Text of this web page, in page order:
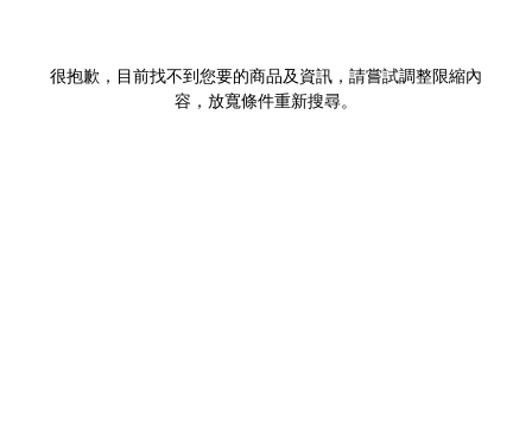
很抱歉，目前找不到您要的商品及資訊，請嘗試調整限縮內
容，放寬條件重新搜尋。